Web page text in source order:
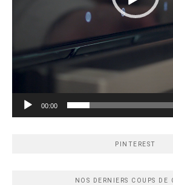
00:00
PINTEREST
NOS DERNIERS COUPS DE